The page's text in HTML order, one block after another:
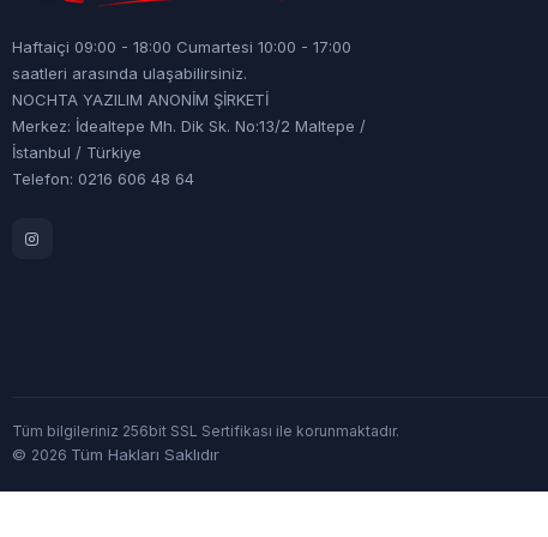
Haftaiçi 09:00 - 18:00 Cumartesi 10:00 - 17:00
saatleri arasında ulaşabilirsiniz.
NOCHTA YAZILIM ANONİM ŞİRKETİ
Merkez: İdealtepe Mh. Dik Sk. No:13/2 Maltepe /
İstanbul / Türkiye
Telefon: 0216 606 48 64
Tüm bilgileriniz 256bit SSL Sertifikası ile korunmaktadır.
© 2026 Tüm Hakları Saklıdır